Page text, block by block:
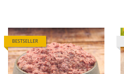
BESTSELLER